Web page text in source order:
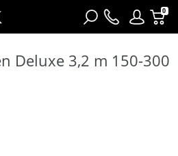
0
Deluxe 3,2 m 150-300